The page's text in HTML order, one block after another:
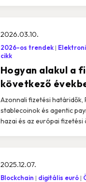
Hogyan alakul a
következő
2026.03.10.
2026-os trendek
cikk
Azonnali fizetési határidők,
stablecoinok és agentic
hazai és az európai fizetési
2025.12.07.
Blockchain digitális euró